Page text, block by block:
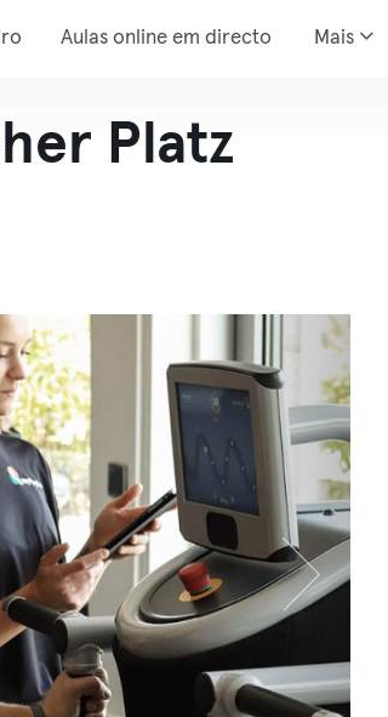
Aulas online em directo Mais
Platz